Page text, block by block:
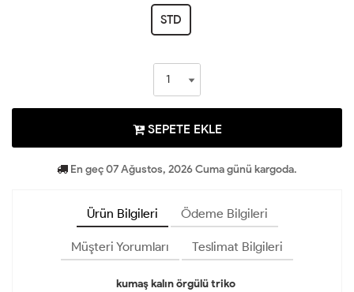
STD
SEPETE EKLE
En geç 07 Ağustos, 2026 Cuma günü kargoda.
Ürün Bilgileri Ödeme Bilgileri
Müşteri Yorumları Teslimat Bilgileri
kumaş kalın örgülü triko